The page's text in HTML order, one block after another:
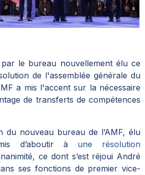
le bureau nouvellement élu ce
de l'assemblée générale du
a mis l'accent sur la nécessaire
de transferts de compétences
du nouveau bureau de l’AMF, élu
d’aboutir à une résolution
ce dont s’est réjoui André
ses fonctions de premier vice-